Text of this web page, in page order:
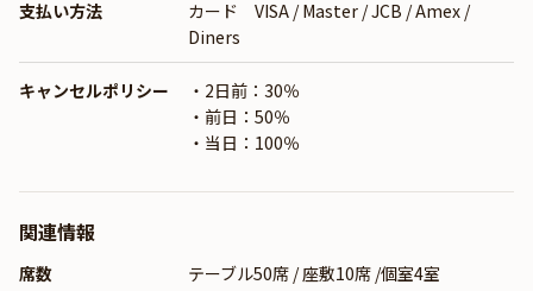
支払い方法
カード VISA / Master / JCB / Amex /
Diners
キャンセルポリシー
・2日前：30％
・前日：50％
・当日：100％
関連情報
席数 テーブル50席 / 座敷10席 /個室4室